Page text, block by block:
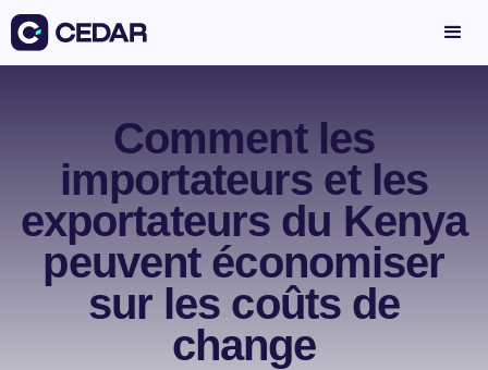
Comment les
importateurs et les
exportateurs du Kenya
peuvent économiser
sur les coûts de
change